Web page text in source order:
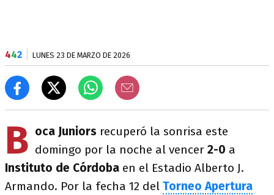
442 LUNES 23 DE MARZO DE 2026
B oca Juniors recuperó la sonrisa este
domingo por la noche al vencer 2-0 a
Instituto de Córdoba en el Estadio Alberto J.
Armando. Por la fecha 12 del Torneo Apertura